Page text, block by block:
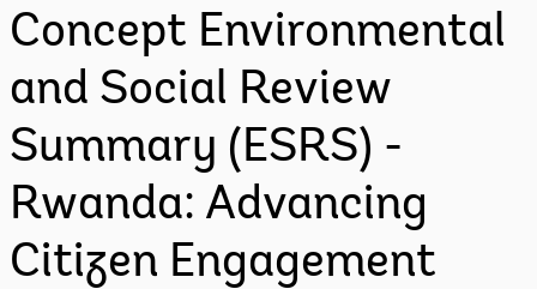
Concept Environmental
and Social Review
Summary (ESRS) -
Rwanda: Advancing
Citizen Engagement